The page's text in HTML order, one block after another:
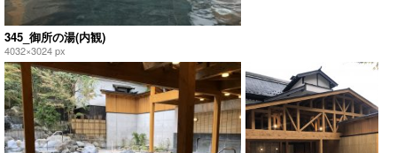
345_御所の湯(内観)
4032×3024 px